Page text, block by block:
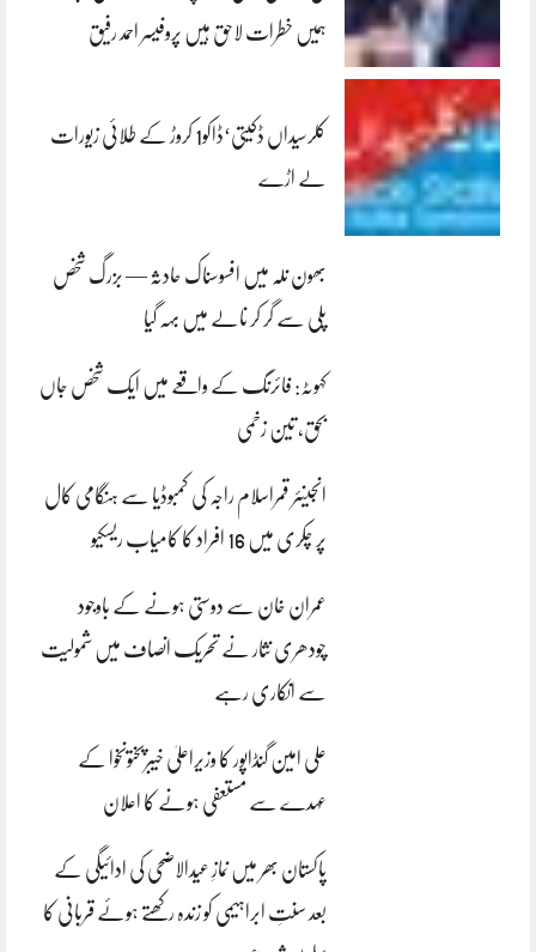
ہمیں خطرات لاحق ہیں پروفیسر احمد رفیق
کلرسیداں ڈکیتی‘ڈاکو1 کروڑ کے طلائی زیورات
لے اڑے
بھون نلہ میں افسوسناک حادثہ — بزرگ شخص
پلی سے گر کر نالے میں بہہ گیا
کہوٹہ: فائرنگ کے واقعے میں ایک شخص جاں
بحق، تین زخمی
انجینئر قمراسلام راجہ کی کمبوڈیا سے ہنگامی کال
پر چکری میں 16 افراد کا کامیاب ریسکیو
عمران خان سے دوستی ہونے کے باوجود
چودھری نثار نے تحریک انصاف میں شمولیت
سے انکاری رہے
علی امین گنڈاپور کا وزیراعلیٰ خیبرپختونخوا کے
عہدے سے مستعفی ہونے کا اعلان
پاکستان بھر میں نمازِ عیدالاضحی کی ادائیگی کے
بعد سنتِ ابراہیمی کو زندہ رکھتے ہوئے قربانی کا